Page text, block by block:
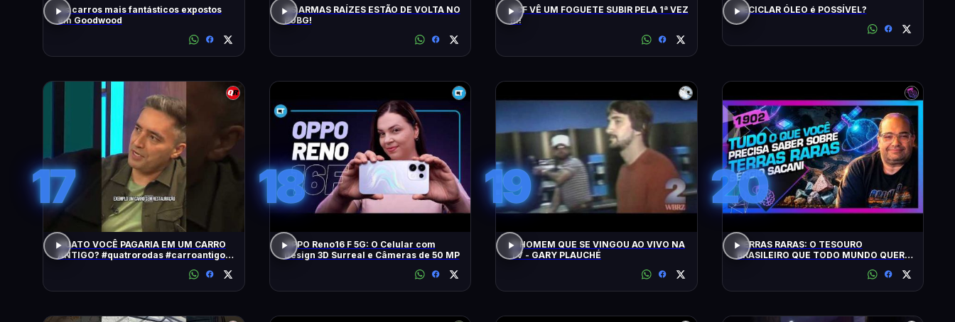
Os carros mais fantásticos expostos
em Goodwood
AS ARMAS RAÍZES ESTÃO DE VOLTA NO
PUBG!
ACF VÊ UM FOGUETE SUBIR PELA 1ª VEZ
!!!!
RECICLAR ÓLEO é POSSÍVEL?
17
QUATO VOCÊ PAGARIA EM UM CARRO
ANTIGO? #quatrorodas #carroantigo
18
OPPO Reno16 F 5G: O Celular com
Design 3D Surreal e Câmeras de 50 MP
19
O HOMEM QUE SE VINGOU AO VIVO NA
TV - GARY PLAUCHÉ
20
TERRAS RARAS: O TESOURO
BRASILEIRO QUE TODO MUNDO QUER: